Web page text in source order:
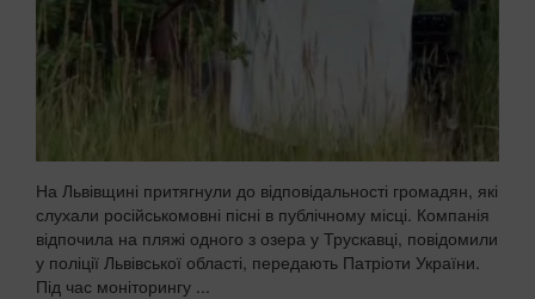
На Львівщині притягнули до відповідальності громадян, які
слухали російськомовні пісні в публічному місці. Компанія
відпочила на пляжі одного з озера у Трускавці, повідомили
у поліції Львівської області, передають Патріоти України.
Під час моніторингу ...